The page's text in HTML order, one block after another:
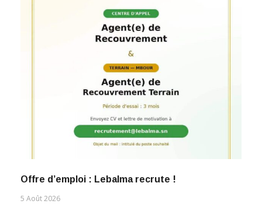
Offre d’emploi : Lebalma recrute !
5 Août 2026